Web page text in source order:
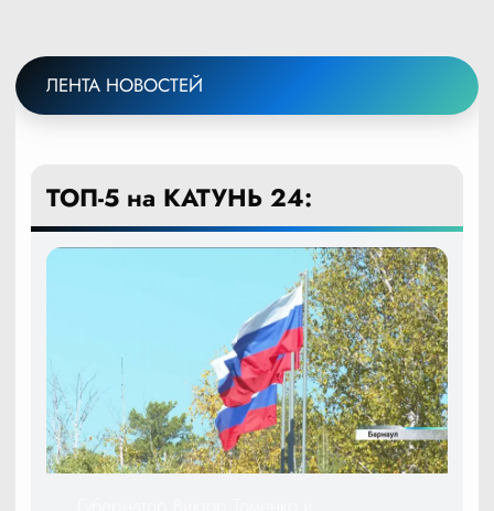
ЛЕНТА НОВОСТЕЙ
ТОП-5 на КАТУНЬ 24: